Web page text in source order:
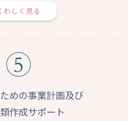
わしく見る
めの事業計画及び
作成サポート